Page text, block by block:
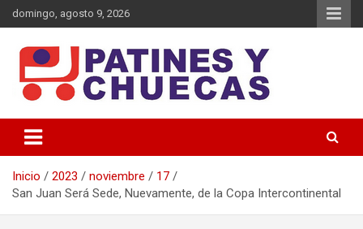
Saltar
al
domingo, agosto 9, 2026
Patines y Chuecas
Inicio 2023 noviembre
17
San Juan Será Sede, Nuevamente, de la Copa Intercontinental